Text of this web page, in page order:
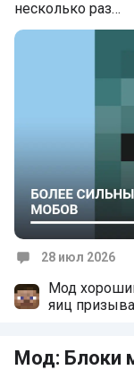
несколько раз…
28 июл 2026
Мод
яиц
Мод: Блоки